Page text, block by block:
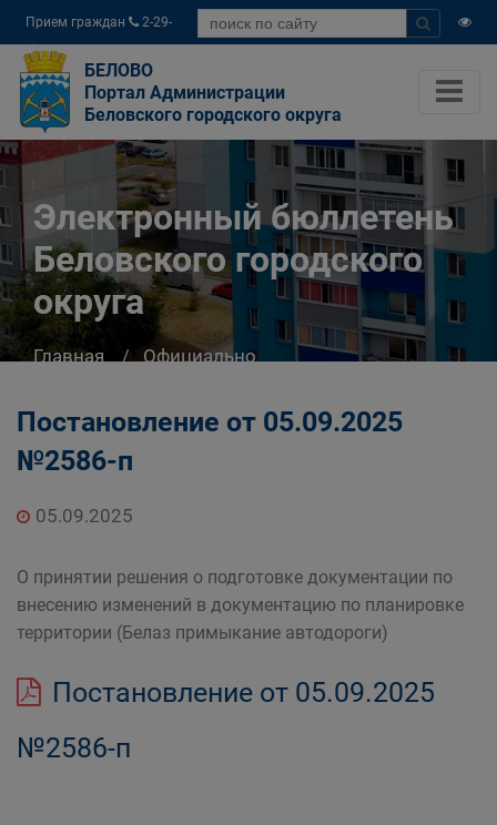
Прием граждан
2-29-
04
БЕЛОВО
Портал Администрации
Беловского городского округа
Электронный бюллетень
Беловского городского
округа
Главная
Официально
Постановление от 05.09.2025
№2586-п
05.09.2025
О принятии решения о подготовке документации по
внесению изменений в документацию по планировке
территории (Белаз примыкание автодороги)
Постановление от 05.09.2025
№2586-п